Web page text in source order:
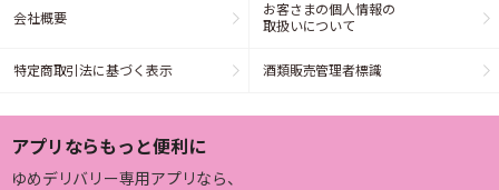
会社概要
お客さまの個人情報の
取扱いについて
特定商取引法に基づく表示 酒類販売管理者標識
アプリならもっと便利に
ゆめデリバリー専用アプリなら、